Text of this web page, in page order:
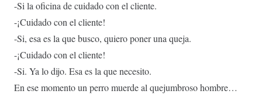
-Si la oficina de cuidado con el cliente.
-¡Cuidado con el cliente!
-Si, esa es la que busco, quiero poner una queja.
-¡Cuidado con el cliente!
-Si. Ya lo dijo. Esa es la que necesito.
En ese momento un perro muerde al quejumbroso hombre…